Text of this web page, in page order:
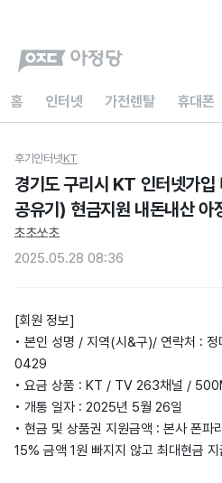
홈 인터넷 가전렌탈 휴대폰
후기 인터넷KT
경기도 구리시 KT 인터넷가입
공유기) 현금지원 내돈내산 아
초초쏘초
2025.05.28 08:36
[회원 정보]
• 본인 성명 / 지역(시&구)/ 연락처 :
0429
• 요금 상품 : KT / TV 263채널 /
• 개통 일자 : 2025년 5월 26일
• 현금 및 상품권 지원금액 : 본사 폰파
15% 금액 1원 빠지지 않고 최대현금 지